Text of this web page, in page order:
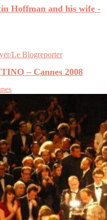
Hoffman and his wife -
Le Blogreporter
– Cannes 2008